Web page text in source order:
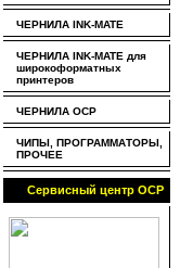
ЧЕРНИЛА INK-MATE
ЧЕРНИЛА INK-MATE для
широкоформатных
принтеров
ЧЕРНИЛА OCP
ЧИПЫ, ПРОГРАММАТОРЫ,
ПРОЧЕЕ
Сервисный центр OCP